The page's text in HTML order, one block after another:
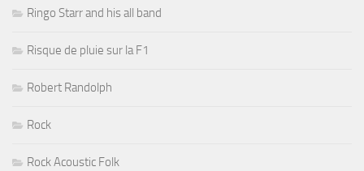
Ringo Starr and his all band
Risque de pluie sur la F1
Robert Randolph
Rock
Rock Acoustic Folk